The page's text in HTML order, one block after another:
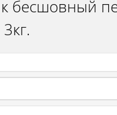
бесшовный